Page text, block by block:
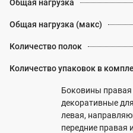
Общая нагрузка
Общая нагрузка (макс)
Количество полок
Количество упаковок в
Боковины
декоративные
левая,
передние правая